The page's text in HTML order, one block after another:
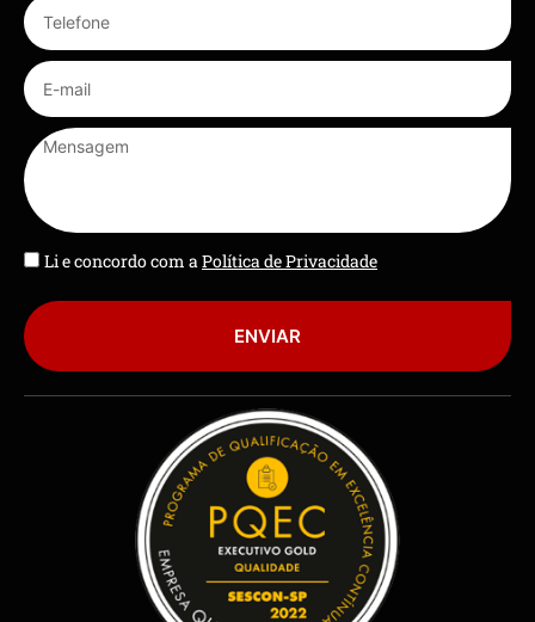
Li e concordo com aPolítica de Privacidade
ENVIAR